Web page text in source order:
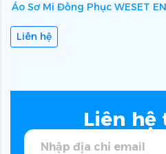
Áo Sơ Mi Đồng Phục WESET
Liên hệ
Liên hệ